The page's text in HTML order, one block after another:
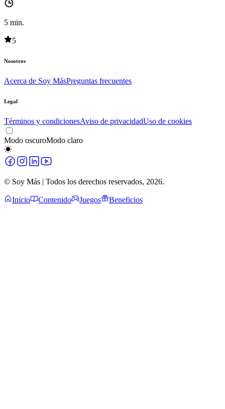
5 min.
5
Nosotros
Acerca de Soy MásPreguntas frecuentes
Legal
Términos y condicionesAviso de privacidadUso de cookies
Modo oscuroModo claro
© Soy Más | Todos los derechos reservados, 2026.
Inicio Contenido Juegos Beneficios